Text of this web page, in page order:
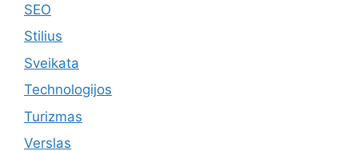
SEO
Stilius
Sveikata
Technologijos
Turizmas
Verslas